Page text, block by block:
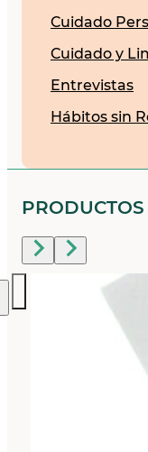
Cuidado
Cuidado y
Entrevistas
Hábitos sin